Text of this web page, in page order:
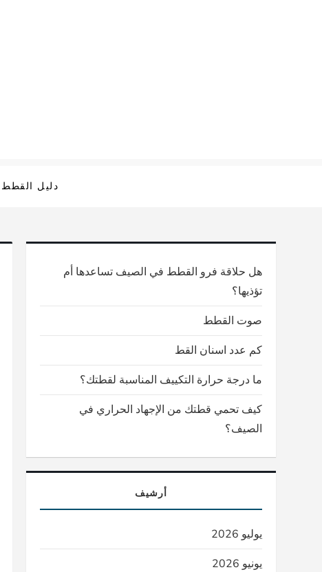
دليل القطط
هل حلاقة فرو القطط في الصيف تساعدها أم
تؤذيها؟
صوت القطط
كم عدد اسنان القط
ما درجة حرارة التكييف المناسبة لقطتك؟
كيف تحمي قطتك من الإجهاد الحراري في
الصيف؟
أرشيف
يوليو 2026
يونيو 2026